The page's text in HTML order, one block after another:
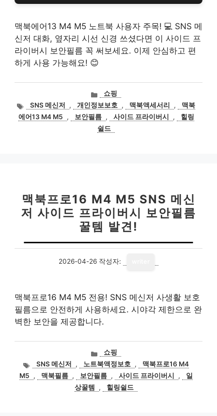
맥북에어13 M4 M5 노트북 사용자 주목! 💻 SNS 메
신저 대화, 옆자리 시선 신경 쓰셨다면 이 사이드 프
라이버시 보안필름 꼭 써보세요. 이제 안심하고 편
하게 사용 가능해요! 😊
카
테
고
리
쇼핑
태
그
SNS 메신저 , 개인정보보호 , 맥북액세서리 ,
맥북
에어13 M4 M5
, 보안필름 , 사이드 프라이버시 ,
힐링
쉴드
맥북프로16 M4 M5 SNS 메신
저 사이드 프라이버시 보안필름
꿀템 발견!
2026-04-26 작성자:
맥북프로16 M4 M5 전용! SNS 메신저 사생활 보호
필름으로 안전하게 사용하세요. 시야각 제한으로 완
벽한 보안을 제공합니다.
카
테
고
리
쇼핑
태SNS 메신저 , 노트북액정보호 ,
맥북프로16 M4
M5
, 맥북필름 , 보안필름 , 사이드 프라이버시 ,
일
상꿀템
, 힐링쉴드